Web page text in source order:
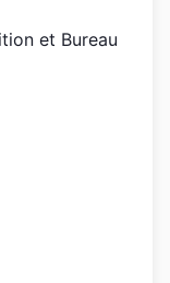
et Bureau